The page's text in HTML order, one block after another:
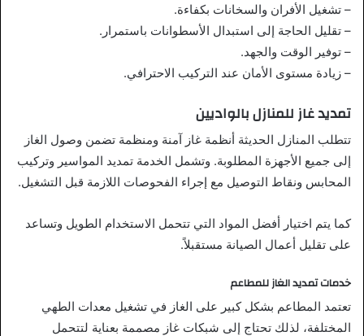
– تشغيل الأفران والسخانات بكفاءة.
– تقليل الحاجة إلى استبدال الأسطوانات باستمرار.
– توفير الوقت والجهد.
– زيادة مستوى الأمان عند التركيب الاحترافي.
تمديد غاز للمنازل بالواديين
تتطلب المنازل الحديثة أنظمة غاز آمنة ومنظمة تضمن وصول الغاز
إلى جميع الأجهزة المطلوبة. وتشمل الخدمة تمديد المواسير وتركيب
المحابس ونقاط التوصيل مع إجراء الفحوصات اللازمة قبل التشغيل.
كما يتم اختيار أفضل المواد التي تتحمل الاستخدام الطويل وتساعد
على تقليل أعمال الصيانة مستقبلاً.
خدمات تمديد الغاز للمطاعم
تعتمد المطاعم بشكل كبير على الغاز في تشغيل معدات الطهي
المختلفة، لذلك تحتاج إلى شبكات غاز مصممة بعناية لتتحمل